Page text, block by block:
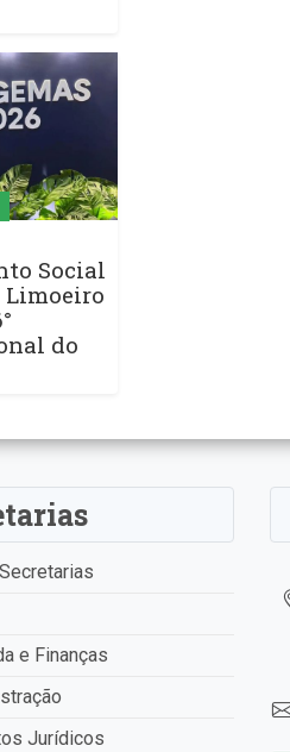
Social
Limoeiro
do
e Finanças
Jurídicos